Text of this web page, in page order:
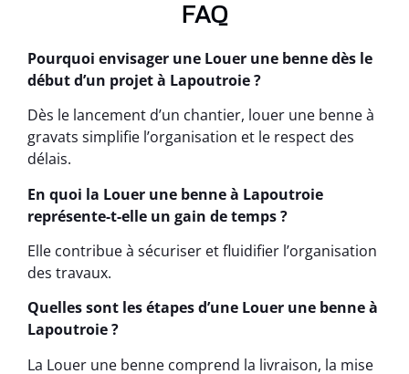
FAQ
Pourquoi envisager une Louer une benne dès le
début d’un projet à Lapoutroie ?
Dès le lancement d’un chantier, louer une benne à
gravats simplifie l’organisation et le respect des
délais.
En quoi la Louer une benne à Lapoutroie
représente-t-elle un gain de temps ?
Elle contribue à sécuriser et fluidifier l’organisation
des travaux.
Quelles sont les étapes d’une Louer une benne à
Lapoutroie ?
La Louer une benne comprend la livraison, la mise